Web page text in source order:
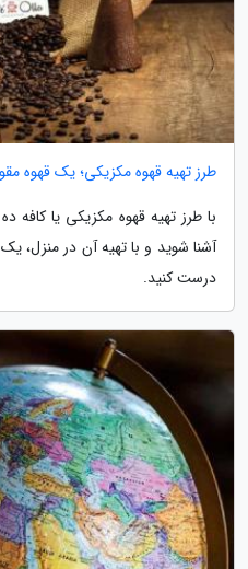
طرز تهیه قهوه مکزیکی؛ یک قهوه
با طرز تهیه قهوه مکزیکی یا کافه
آشنا شوید و با تهیه آن در منزل،
درست کنید.